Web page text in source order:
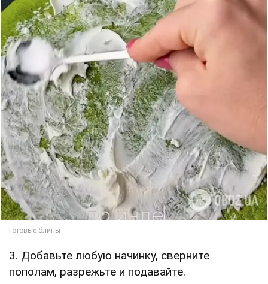
3. Добавьте любую начинку, сверните
пополам, разрежьте и подавайте.